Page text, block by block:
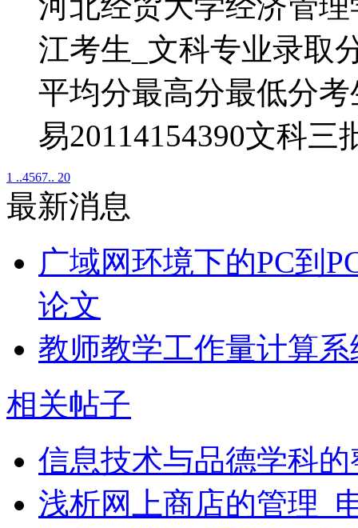
江考生_文科专业录取
平均分最高分最低分
易20114154390文科三
1 ..4567.. 20
最新消息
广域网环境下的PC到
论文
教师教学工作量计算
相关帖子
信息技术与品德学科
浅析网上商店的管理_